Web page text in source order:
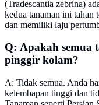
(Tradescantia zebrina)
kedua tanaman ini tahan
dan memiliki laju
Q: Apakah semua
pinggir kolam?
A: Tidak semua. Anda
kelembapan tinggi dan